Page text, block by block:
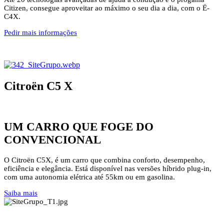
Citizen, consegue aproveitar ao máximo o seu dia a dia, com o Ë-
C4X.
Pedir mais informações
Citroën C5 X
UM CARRO QUE FOGE DO
CONVENCIONAL
O Citroën C5X, é um carro que combina conforto, desempenho,
eficiência e elegância. Está disponível nas versões híbrido plug-in,
com uma autonomia elétrica até 55km ou em gasolina.
Saiba mais